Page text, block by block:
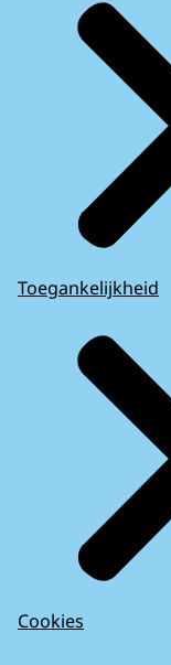
Toegankelijkheid
Cookies